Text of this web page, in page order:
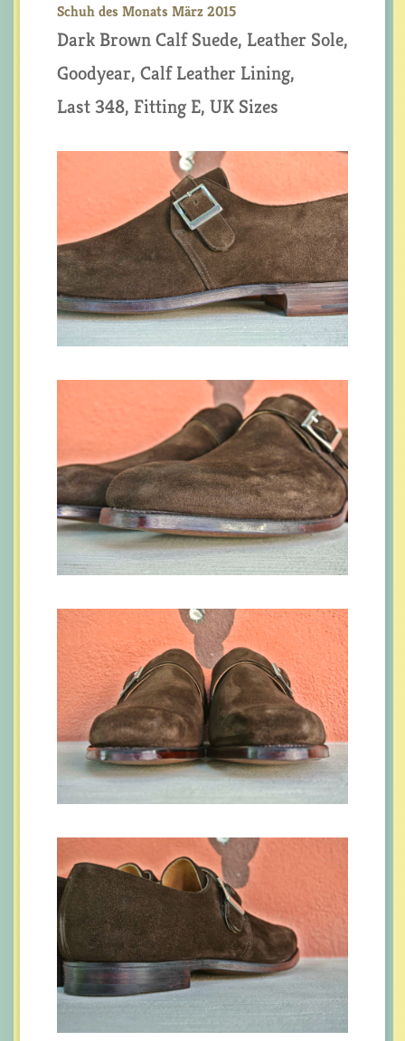
Schuh des Monats März 2015
Dark Brown Calf Suede, Leather Sole,
Goodyear, Calf Leather Lining,
Last 348, Fitting E, UK Sizes